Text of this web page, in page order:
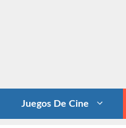
Juegos De Cine